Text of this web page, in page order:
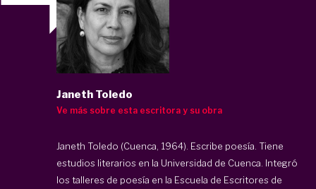
Janeth Toledo
Ve más sobre esta escritora y su obra
Janeth Toledo (Cuenca, 1964). Escribe poesía. Tiene
estudios literarios en la Universidad de Cuenca. Integró
los talleres de poesía en la Escuela de Escritores de